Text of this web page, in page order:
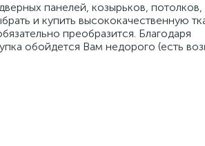
панелей, козырьков, потолков,
и купить высококачественную
преобразится. Благодаря
обойдется Вам недорого (есть